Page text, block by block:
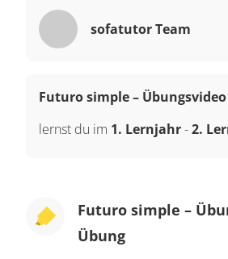
sofatutor Team
Futuro simple – Übungsvideo
lernst du im 1. Lernjahr-2.
Futuro simple –
Übung